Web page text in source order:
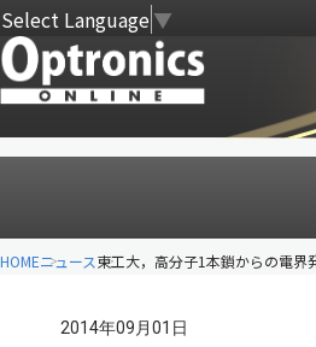
Select Language▼
HOMEニュース東工大，高分子1本鎖からの電界
2014年09月01日